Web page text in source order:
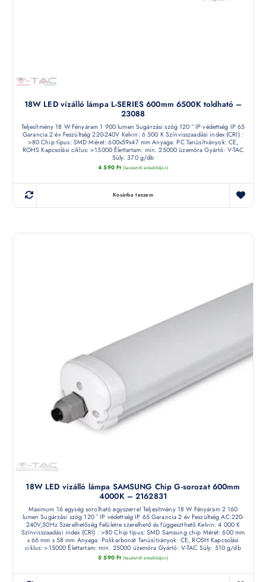
18W LED vízálló lámpa L-SERIES 600mm 6500K toldható –
23088
Teljesítmény 18 W Fényáram 1 900 lumen Sugárzási szög 120 ° IP védettség IP 65
Garancia 2 év Feszültség 220-240V Kelvin: 6 500 K Színvisszaadási index (CRI) :
>80 Chip típus: SMD Méret: 600x59x47 mm Anyaga: PC Tanúsítványok: CE,
ROHS Kapcsolási ciklus: >15000 Élettartam: min. 25000 üzemóra Gyártó: V-TAC
Súly: 370 g/db
4 590 Ft (készletről érdeklődjön)
Kosárba teszem
18W LED vízálló lámpa SAMSUNG Chip G-sorozat 600mm
4000K – 2162831
Maximum 16 egység sorolható egyszerre! Teljesítmény 18 W Fényáram 2 160
lumen Sugárzási szög 120 ° IP védettség IP 65 Garancia 2 év Feszültség AC:220-
240V,50Hz Szerelhetőség Felületre szerelhető és függeszthető Kelvin: 4 000 K
Színvisszaadási index (CRI) : >80 Chip típus: SMD Samsung chip Méret: 600 mm
x 66 mm x 58 mm Anyaga: Polikarbonát Tanúsítványok: CE, ROSH Kapcsolási
ciklus: >15000 Élettartam: min. 25000 üzemóra Gyártó: V-TAC Súly: 510 g/db
5 590 Ft (készletről érdeklődjön)